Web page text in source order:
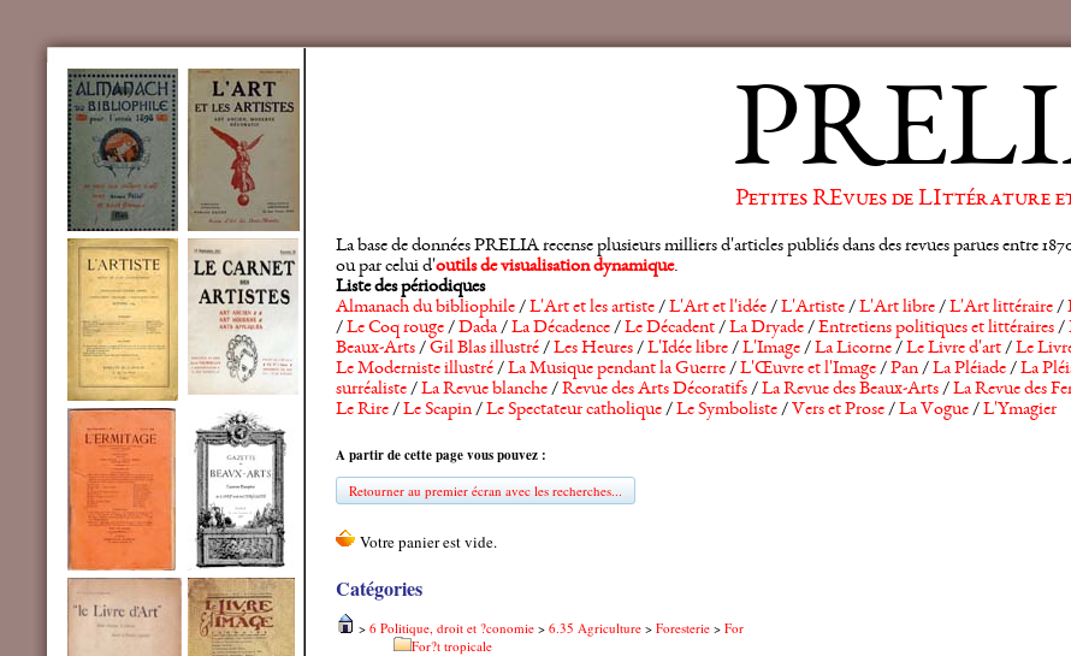
Petites REvues de LIttérature
La base de données PRELIA recense plusieurs milliers d'articles publiés dans des revues parues entre
ou par celui d'outils de visualisation dynamique.
Liste des périodiques
Almanach du bibliophile/L'Art et les artiste/L'Art et l'idée/L'Artiste/L'Art libre/L'Art littéraire/
/Le Coq rouge/Dada/La Décadence/Le Décadent/La Dryade/Entretiens politiques et littéraires/
Beaux-Arts/Gil Blas illustré/Les Heures/L'Idée libre/L'Image/La Licorne/Le Livre d'art/Le
Le Moderniste illustré/La Musique pendant la Guerre/L'Œuvre et l'Image/Pan/La Pléiade/La
surréaliste/La Revue blanche/Revue des Arts Décoratifs/La Revue des Beaux-Arts/La Revue des
Le Rire/Le Scapin/Le Spectateur catholique/Le Symboliste/ Vers et Prose/La Vogue/L'Ymagier
A partir de cette page vous pouvez :
Retourner au premier écran avec les recherches...
Catégories
> 6 Politique, droit et ?conomie > 6.35 Agriculture > Foresterie > For
For?t tropicale